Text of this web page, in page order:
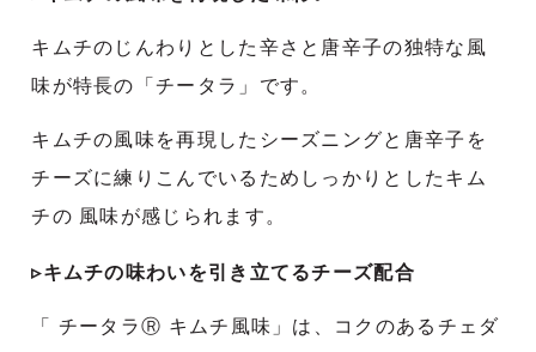
キムチのじんわりとした辛さと唐辛子の独特な風
味が特長の「チータラ」です。
キムチの風味を再現したシーズニングと唐辛子を
チーズに練りこんでいるためしっかりとしたキム
チの 風味が感じられます。
▹キムチの味わいを引き立てるチーズ配合
「 チータラⓇ キムチ風味」は、コクのあるチェダ